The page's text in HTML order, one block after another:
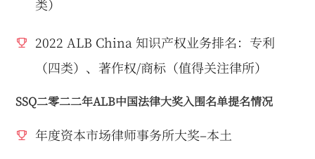
类）
2022 ALB China 知识产权业务排名：专利
（四类）、著作权/商标（值得关注律所）
SSQ二零二二年ALB中国法律大奖入围名单提名情况
年度资本市场律师事务所大奖–本土